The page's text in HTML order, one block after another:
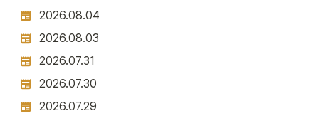
2026.08.04
2026.08.03
2026.07.31
2026.07.30
2026.07.29